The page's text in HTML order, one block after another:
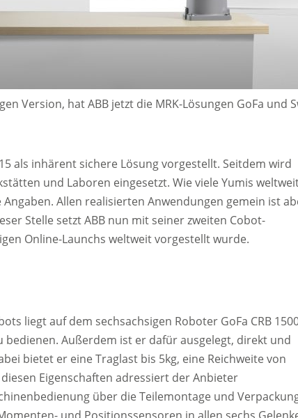
Version, hat ABB jetzt die MRK-Lösungen GoFa und
als inhärent sichere Lösung vorgestellt. Seitdem wird
und Laboren eingesetzt. Wie viele Yumis
Allen realisierten Anwendungen gemein ist
Stelle setzt ABB nun mit seiner zweiten Cobot-
Online-Launchs weltweit vorgestellt wurde.
liegt auf dem sechsachsigen Roboter GoFa CRB
Außerdem ist er dafür ausgelegt, direkt und
bietet er eine Traglast bis 5kg, eine Reichweite von
Eigenschaften adressiert der Anbieter
über die Teilemontage und